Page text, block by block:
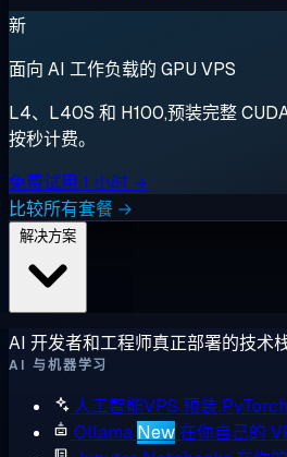
新
面向 AI 工作负载的 GPU VPS
L4、L40S 和 H100,预装完整
按秒计费。
免费试用 1 小时 →
比较所有套餐 →
AI 开发者和工程师真正部署的技术栈
AI 与机器学习
人工智能VPS 预装
Ollama New在你自己的